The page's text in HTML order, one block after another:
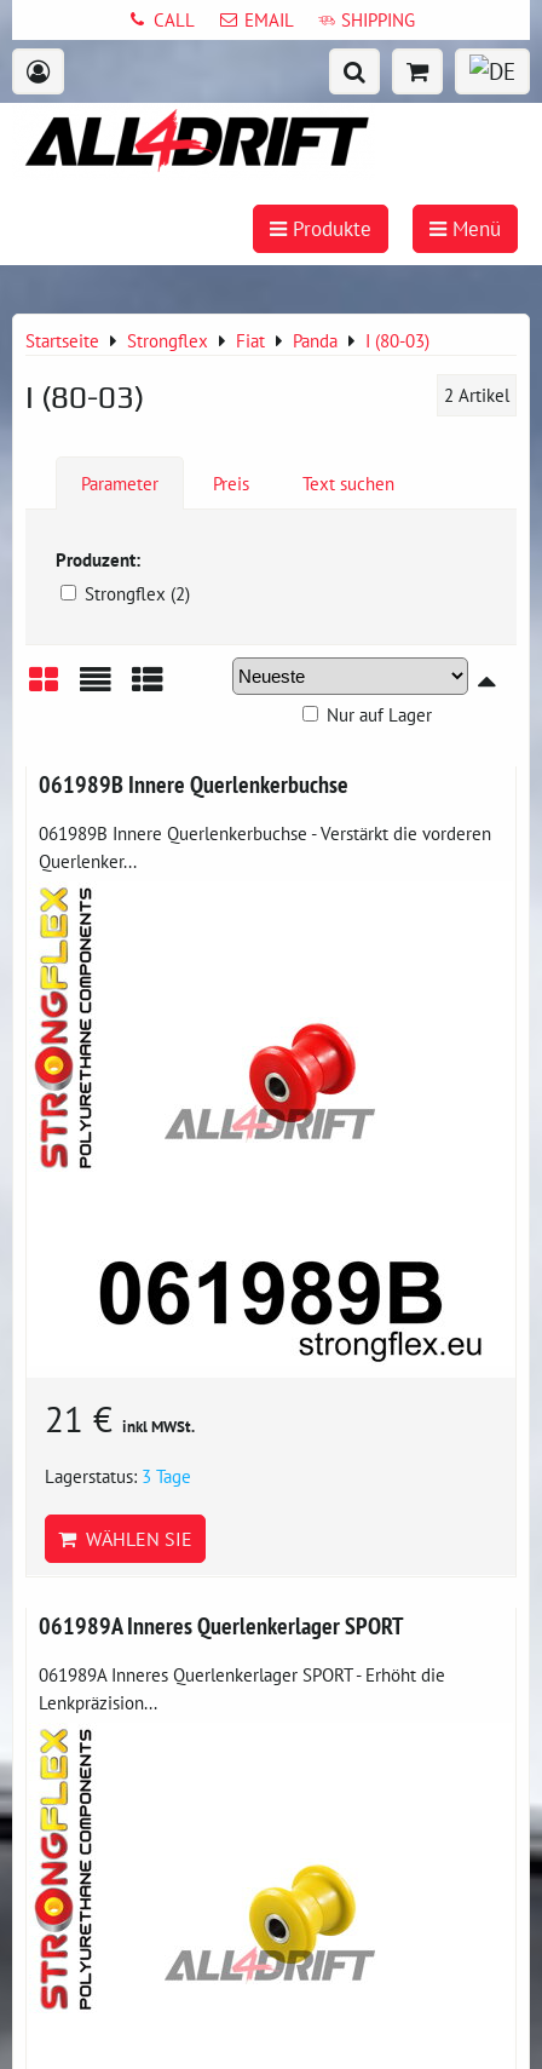
CALL EMAIL SHIPPING
Produkte Menü
Startseite Strongflex Fiat Panda I (80-03)
I (80-03) 2 Artikel
Parameter Preis Text suchen
Produzent:
Strongflex (2)
Nur auf Lager
061989B Innere Querlenkerbuchse
061989B Innere Querlenkerbuchse - Verstärkt die vorderen
Querlenker...
21 € inkl MWSt.
Lagerstatus: 3 Tage
WÄHLEN SIE
061989A Inneres Querlenkerlager SPORT
061989A Inneres Querlenkerlager SPORT - Erhöht die
Lenkpräzision...